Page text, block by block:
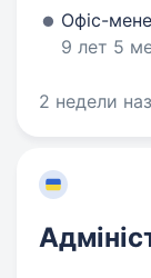
Офіс-
9 лет 5
2 недели